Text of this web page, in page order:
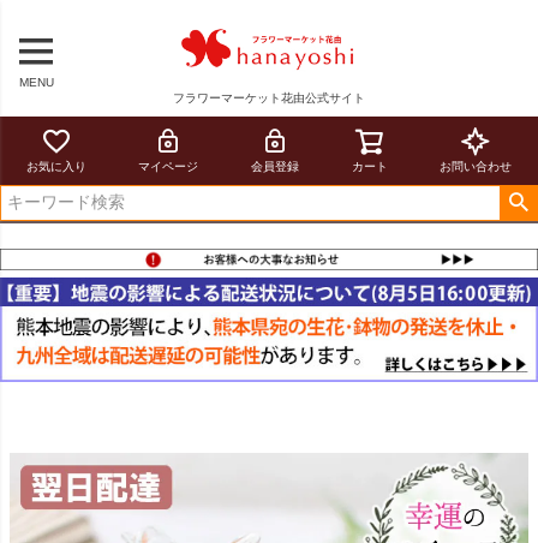
MENU
フラワーマーケット花由公式サイト
お気に入り マイページ 会員登録 カート お問い合わせ